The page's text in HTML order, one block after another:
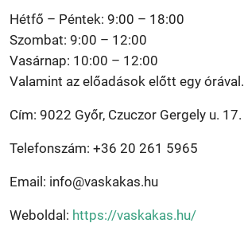
Hétfő – Péntek: 9:00 – 18:00
Szombat: 9:00 – 12:00
Vasárnap: 10:00 – 12:00
Valamint az előadások előtt egy órával.
Cím: 9022 Győr, Czuczor Gergely u. 17.
Telefonszám: +36 20 261 5965
Email: info@vaskakas.hu
Weboldal: https://vaskakas.hu/